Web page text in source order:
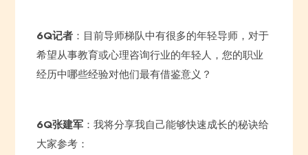
6Q记者：目前导师梯队中有很多的年轻导师，对于
希望从事教育或心理咨询行业的年轻人，您的职业
经历中哪些经验对他们最有借鉴意义？
6Q张建军：我将分享我自己能够快速成长的秘诀给
大家参考：